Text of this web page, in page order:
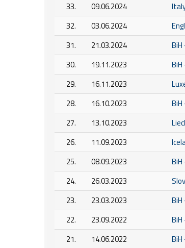
33.
09.06.2024
32.
03.06.2024
31.
21.03.2024
30.
19.11.2023
29.
16.11.2023
28.
16.10.2023
27.
13.10.2023
26.
11.09.2023
25.
08.09.2023
24.
26.03.2023
23.
23.03.2023 BiH
22.
23.09.2022
21.
14.06.2022 BiH